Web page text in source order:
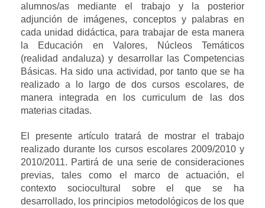
alumnos/as mediante el trabajo y la posterior
adjunción de imágenes, conceptos y palabras en
cada unidad didáctica, para trabajar de esta manera
la Educación en Valores, Núcleos Temáticos
(realidad andaluza) y desarrollar las Competencias
Básicas. Ha sido una actividad, por tanto que se ha
realizado a lo largo de dos cursos escolares, de
manera integrada en los curriculum de las dos
materias citadas.
El presente artículo tratará de mostrar el trabajo
realizado durante los cursos escolares 2009/2010 y
2010/2011. Partirá de una serie de consideraciones
previas, tales como el marco de actuación, el
contexto sociocultural sobre el que se ha
desarrollado, los principios metodológicos de los que